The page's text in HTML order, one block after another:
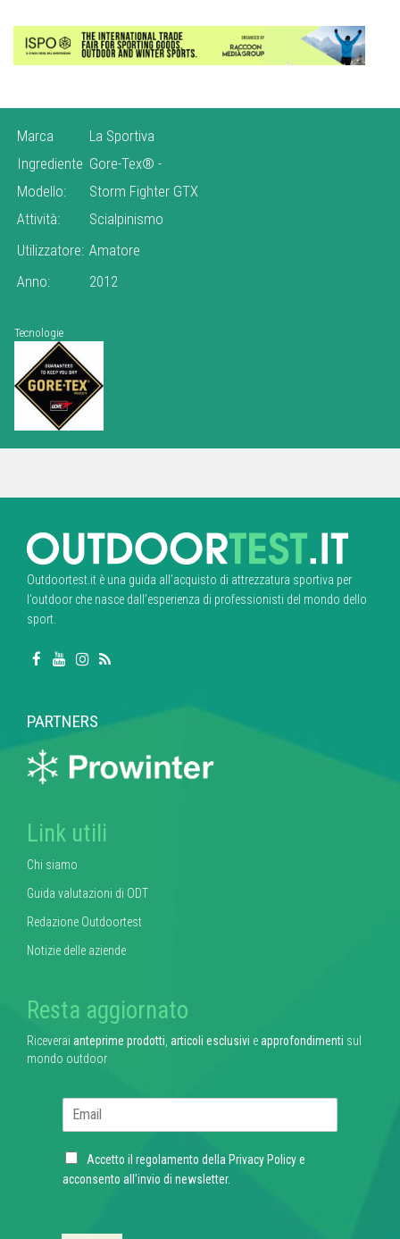
Marca
La Sportiva
Ingrediente Gore-Tex® -
Modello:
Storm Fighter GTX
Attività:
Scialpinismo
Utilizzatore: Amatore
Anno:
2012
Tecnologie
Outdoortest.it è una guida all’acquisto di attrezzatura sportiva per
l’outdoor che nasce dall’esperienza di professionisti del mondo dello
sport.
PARTNERS
Link utili
Chi siamo
Guida valutazioni di ODT
Redazione Outdoortest
Notizie delle aziende
Resta aggiornato
Riceverai anteprime prodotti articoli esclusivi eapprofondimenti sul
mondo outdoor
l
C
h
Accetto il regolamento della Privacy Policye
acconsento all'invio di newsletter.